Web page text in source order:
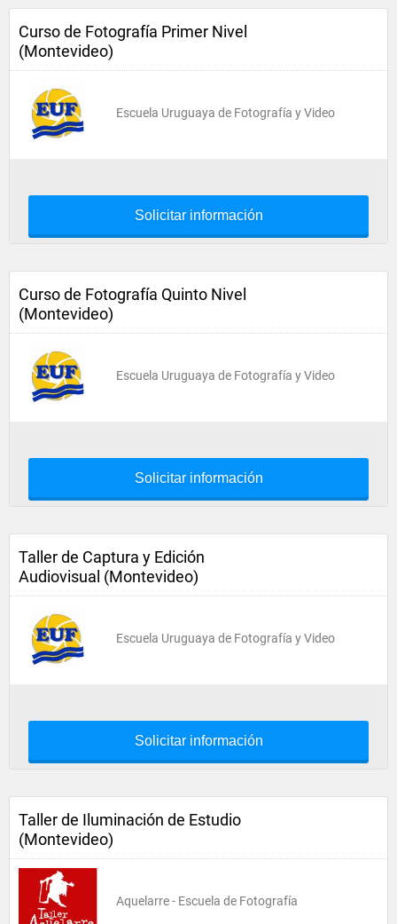
Curso de Fotografía Primer Nivel
(Montevideo)
Escuela Uruguaya de Fotografía y Video
Solicitar información
Curso de Fotografía Quinto Nivel
(Montevideo)
Escuela Uruguaya de Fotografía y Video
Solicitar información
Taller de Captura y Edición
Audiovisual (Montevideo)
Escuela Uruguaya de Fotografía y Video
Solicitar información
Taller de Iluminación de Estudio
(Montevideo)
Aquelarre - Escuela de Fotografía